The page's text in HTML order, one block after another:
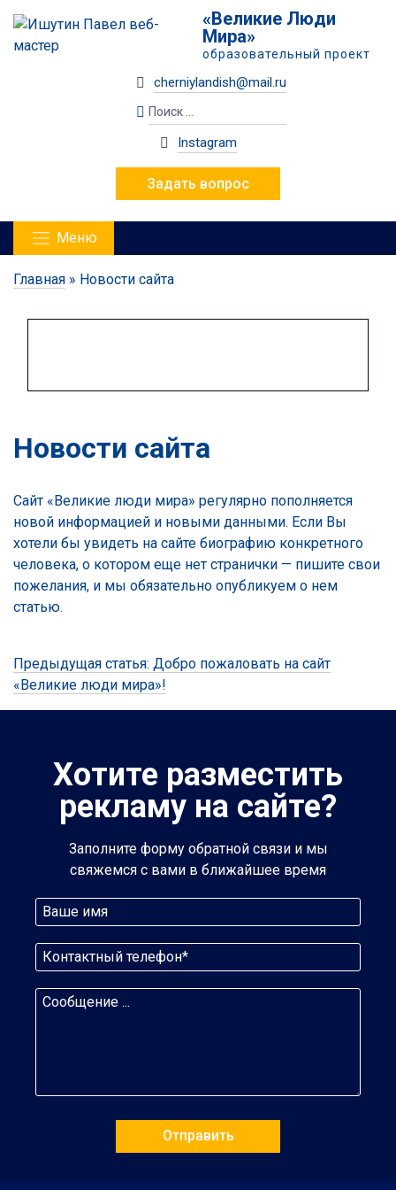
«Великие Люди
Мира»
образовательный проект
cherniylandish@mail.ru
Instagram
Задать вопрос
Меню
Главная » Новости сайта
Новости сайта
Сайт «Великие люди мира» регулярно пополняется
новой информацией и новыми данными. Если Вы
хотели бы увидеть на сайте биографию конкретного
человека, о котором еще нет странички — пишите свои
пожелания, и мы обязательно опубликуем о нем
статью.
Навигация
по
Предыдущая статья: Добро пожаловать на сайт
«Великие люди мира»!
Хотите разместить
рекламу на сайте?
Заполните форму обратной связи и мы
свяжемся с вами в ближайшее время